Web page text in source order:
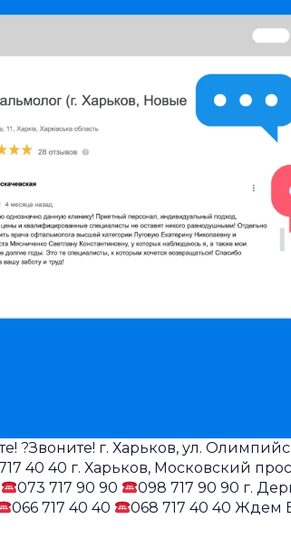
?Звоните! г. Харьков, ул.
40 40 г. Харьков, Московский
073 717 90 90
098 717 90 90 г.
066 717 40 40 068 717 40 40 Ждем